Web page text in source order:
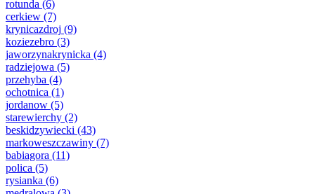
rotunda (6)
cerkiew (7)
krynicazdroj (9)
koziezebro (3)
jaworzynakrynicka (4)
radziejowa (5)
przehyba (4)
ochotnica (1)
jordanow (5)
starewierchy (2)
beskidzywiecki (43)
markoweszczawiny (7)
babiagora (11)
polica (5)
rysianka (6)